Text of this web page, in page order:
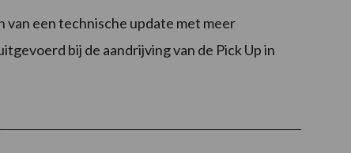
van een technische update met meer
bij de aandrijving van de Pick Up in